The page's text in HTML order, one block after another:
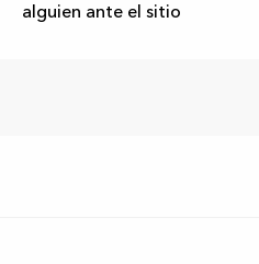
alguien ante el sitio